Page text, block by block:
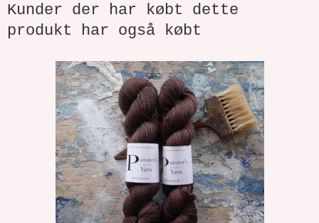
Kunder der har købt dette
produkt har også købt